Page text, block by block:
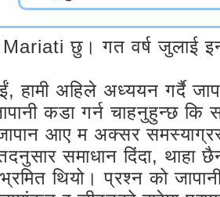
छु। गत वर्ष जुलाई
हामी अहिले अध्ययन गर्दै
कडा गर्न चाहनुहुन्छ कि
आए म अक्सर
समाधान दिंदा, थाहा
भ्रमित थियो। प्रश्न को